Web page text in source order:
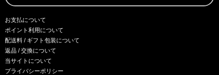
お支払について
ポイント利用について
配送料 / ギフト包装について
返品 / 交換について
当サイトについて
プライバシーポリシー